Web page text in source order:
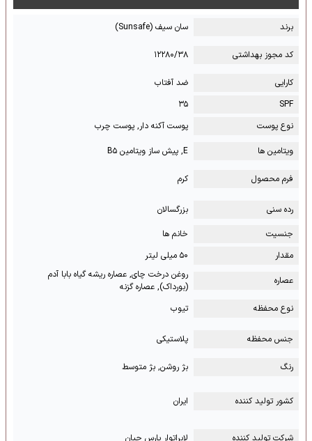
برند سان سیف (Sunsafe)
کد مجوز بهداشتی ۱۲۲۸۰/۳۸
کارایی
ضد آفتاب
SPF
۳۵
نوع پوست
پوست آکنه دار, پوست چرب
ویتامین ها
E, پیش ساز ویتامین B۵
فرم محصول کرم
رده سنی
بزرگسالان
جنسیت
خانم ها
مقدار
۵۰ میلی لیتر
عصاره
روغن درخت چای, عصاره ریشه گیاه بابا آدم
(بورداک), عصاره گزنه
نوع محفظه
تیوب
جنس محفظه پلاستیکی
رنگ بژ روشن, بژ متوسط
کشور تولید کننده ایران
شرکت تولید کننده لابراتوار پارس حیان